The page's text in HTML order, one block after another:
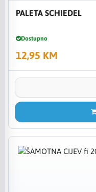
PALETA SCHIEDEL
Dostupno
12,95 KM